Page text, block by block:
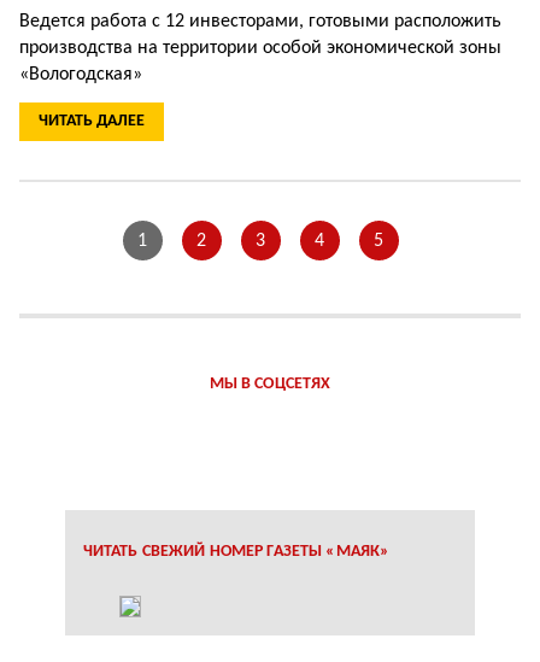
Ведется работа с 12 инвесторами, готовыми расположить
производства на территории особой экономической зоны
«Вологодская»
ЧИТАТЬ ДАЛЕЕ
1 2 3 4 5
МЫ В СОЦСЕТЯХ
ЧИТАТЬ СВЕЖИЙ НОМЕР ГАЗЕТЫ «МАЯК»